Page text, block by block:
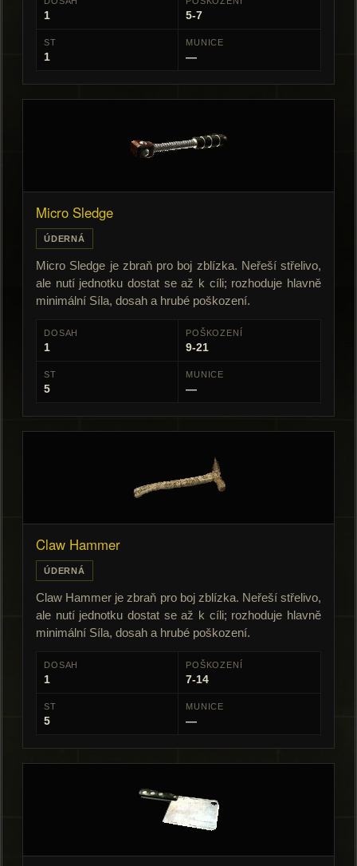
1 5-7
ST
1
MUNICE
—
Micro Sledge
ÚDERNÁ
Micro Sledge je zbraň pro boj zblízka. Neřeší střelivo,
ale nutí jednotku dostat se až k cíli; rozhoduje hlavně
minimální Síla, dosah a hrubé poškození.
DOSAH
1
POŠKOZENÍ
9-21
ST
5
MUNICE
—
Claw Hammer
ÚDERNÁ
Claw Hammer je zbraň pro boj zblízka. Neřeší střelivo,
ale nutí jednotku dostat se až k cíli; rozhoduje hlavně
minimální Síla, dosah a hrubé poškození.
DOSAH
1
POŠKOZENÍ
7-14
ST
5
MUNICE
—